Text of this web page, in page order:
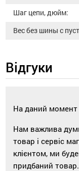
Шаг цепи, дюйм:
Вес без шины с
Відгуки
На даний момент
Нам важлива
товар і сервіс
клієнтом, ми
придбаний товар.